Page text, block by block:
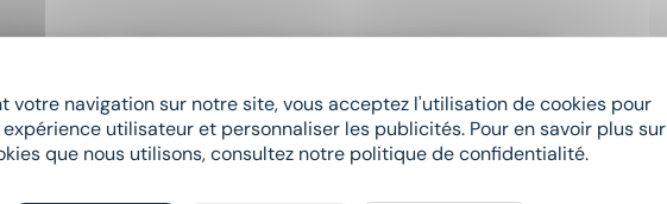
: * Aller à la rencontre des professionnels pour leur...
New
votre navigation sur notre site, vous acceptez l'utilisation de cookies pour
utilisateur et personnaliser les publicités. Pour en savoir plus sur
que nous utilisons, consultez notre politique de confidentialité.